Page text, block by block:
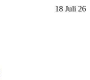
18 Juli 26